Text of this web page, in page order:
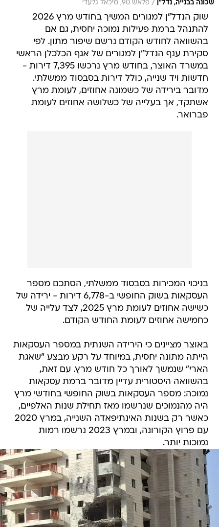
שכונה בבנייה, נדל"ן / פלאש 90, מיכאל גלעדי
שוק הנדל"ן למגורים המשיך בחודש מרץ 2026
להתנהל ברמת פעילות נמוכה יחסית, גם אם
בהשוואה לחודש הקודם נרשם שיפור מתון. לפי
סקירת ענף הנדל"ן למגורים של אגף הכלכלן הראשי
במשרד האוצר, בחודש מרץ נרכשו 7,395 דירות -
חדשות ויד שנייה, כולל דירות בסבסוד ממשלתי.
מדובר בירידה של כשמונה אחוזים, לעומת מרץ
אשתקד, אך בעלייה של כשלושה אחוזים לעומת
פברואר.
בניכוי המכירות בסבסוד ממשלתי, הסתכם מספר
העסקאות בשוק החופשי ב-6,778 דירות - ירידה של
כשישה אחוזים לעומת מרץ 2025, לצד עלייה של
כחמישה אחוזים לעומת החודש הקודם.
באוצר מציינים כי הירידה השנתית במספר העסקאות
הייתה מתונה יחסית, במיוחד על רקע מבצע "שאגת
הארי" שנמשך לאורך כל חודש מרץ. עם זאת,
בהשוואה היסטורית עדיין מדובר ברמת עסקאות
נמוכה: מספר העסקאות בשוק החופשי בחודשי מרץ
היה מהנמוכים שנרשמו מאז תחילת שנות האלפיים,
כאשר רק בשנות האינתיפאדה השנייה, במרץ 2020
עם פרוץ הקורונה, ובמרץ 2023 נרשמו רמות
נמוכות יותר.